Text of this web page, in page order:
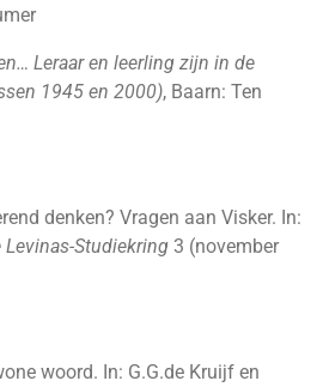
Leraar en leerling zijn in de
1945 en 2000), Baarn: Ten
denken? Vragen aan Visker. In:
Studiekring 3 (november
woord. In: G.G.de Kruijf en